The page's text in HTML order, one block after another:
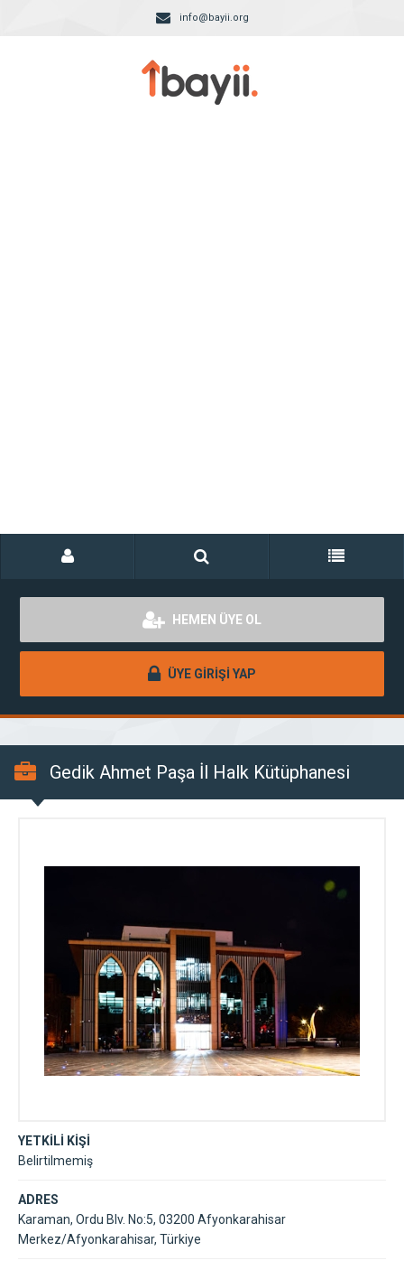
info@bayii.org
HEMEN ÜYE OL
ÜYE GİRİŞİ YAP
Gedik Ahmet Paşa İl Halk Kütüphanesi
YETKİLİ KİŞİ
Belirtilmemiş
ADRES
Karaman, Ordu Blv. No:5, 03200 Afyonkarahisar
Merkez/Afyonkarahisar, Türkiye